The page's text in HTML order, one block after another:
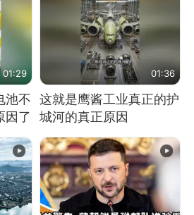
01:29
池不
因了
01:36
这就是鹰酱工业真正的护
城河的真正原因